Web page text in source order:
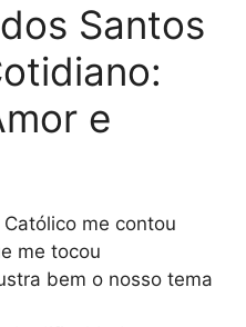
Santos
e
me contou
me tocou
bem o nosso tema